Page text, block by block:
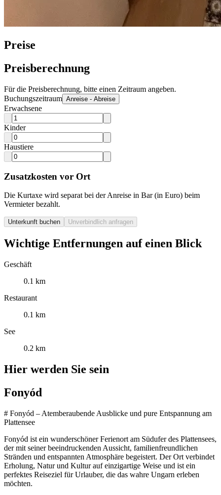
Preise
Preisberechnung
Für die Preisberechnung, bitte einen Zeitraum angeben.
Buchungszeitraum Anreise - Abreise
Erwachsene
Kinder
Haustiere
Zusatzkosten vor Ort
Die Kurtaxe wird separat bei der Anreise in Bar (in Euro) beim
Vermieter bezahlt.
Unterkunft buchen Unverbindlich anfragen
Wichtige Entfernungen auf einen Blick
Geschäft
0.1 km
Restaurant
0.1 km
See
0.2 km
Hier werden Sie sein
Fonyód
# Fonyód – Atemberaubende Ausblicke und pure Entspannung am
Plattensee
Fonyód ist ein wunderschöner Ferienort am Südufer des Plattensees,
der mit seiner beeindruckenden Aussicht, familienfreundlichen
Stränden und entspannten Atmosphäre begeistert. Der Ort verbindet
Erholung, Natur und Kultur auf einzigartige Weise und ist ein
perfektes Reiseziel für Urlauber, die das wahre Ungarn erleben
möchten.